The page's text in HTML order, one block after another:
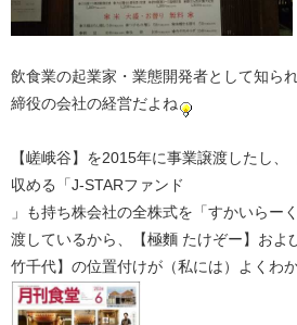
飲食業の起業家・業態開発者として知ら
締役の会社の経営だよね
【嵯峨谷】を2015年に事業譲渡したし、
収める「J-STARファンド
」も持ち株会社の全株式を「すかいらー
渡しているから、【極麵 たけぞー】およ
竹千代】の位置付けが（私には）よくわ